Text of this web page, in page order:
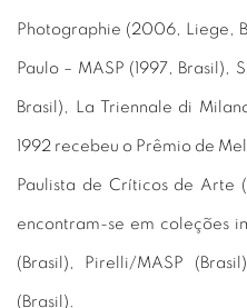
Photographie (2006, Liege,
Paulo – MASP (1997, Brasil),
Brasil), La Triennale di
1992 recebeu o Prêmio de
Paulista de Críticos de Arte
encontram-se em coleções
(Brasil), Pirelli/MASP
(Brasil).